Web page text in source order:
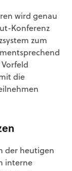
wird genau
Konferenz
zum
die
der heutigen
interne